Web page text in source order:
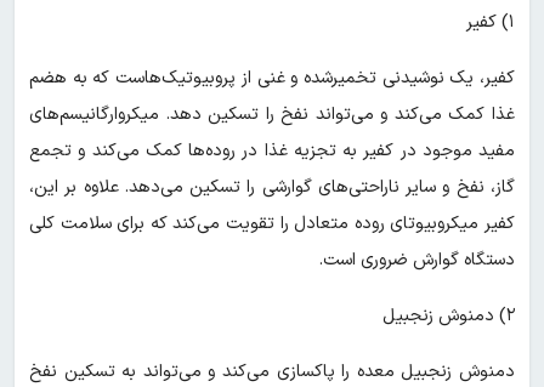
۱) کفیر
کفیر، یک نوشیدنی تخمیرشده و غنی از پروبیوتیک‌هاست که به هضم
غذا کمک می‌کند و می‌تواند نفخ را تسکین دهد. میکروارگانیسم‌های
مفید موجود در کفیر به تجزیه غذا در روده‌ها کمک می‌کند و تجمع
گاز، نفخ و سایر ناراحتی‌های گوارشی را تسکین می‌دهد. علاوه بر این،
کفیر میکروبیوتای روده متعادل را تقویت می‌کند که برای سلامت کلی
دستگاه گوارش ضروری است.
۲) دمنوش زنجبیل
دمنوش زنجبیل معده را پاکسازی می‌کند و می‌تواند به تسکین نفخ